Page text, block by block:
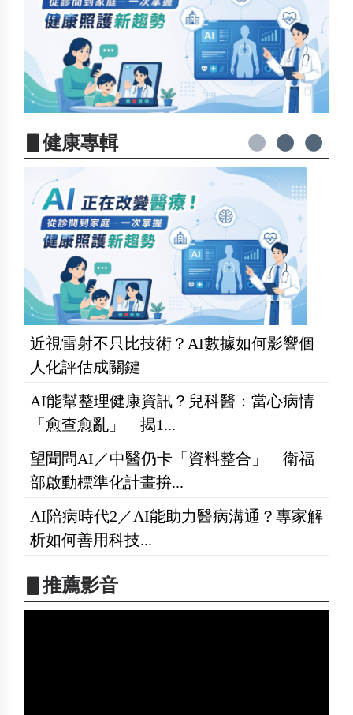
▋健康專輯
近視雷射不只比技術？AI數據如何影響個
人化評估成關鍵
AI能幫整理健康資訊？兒科醫：當心病情
「愈查愈亂」 揭1...
望聞問AI／中醫仍卡「資料整合」 衛福
部啟動標準化計畫拚...
AI陪病時代2／AI能助力醫病溝通？專家解
析如何善用科技...
▋推薦影音